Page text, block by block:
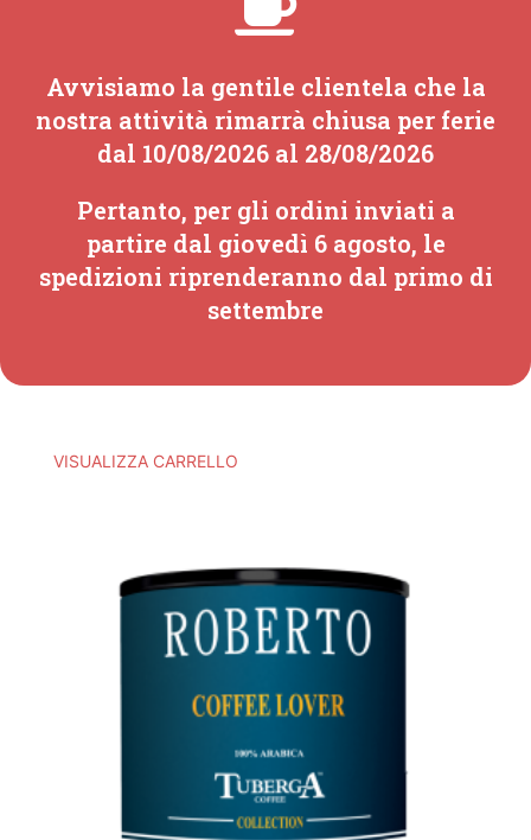
Avvisiamo la gentile clientela che la
nostra attività rimarrà chiusa per ferie
dal 10/08/2026 al 28/08/2026
Pertanto, per gli ordini inviati a
partire dal giovedì 6 agosto, le
spedizioni riprenderanno dal primo di
settembre
VISUALIZZA CARRELLO